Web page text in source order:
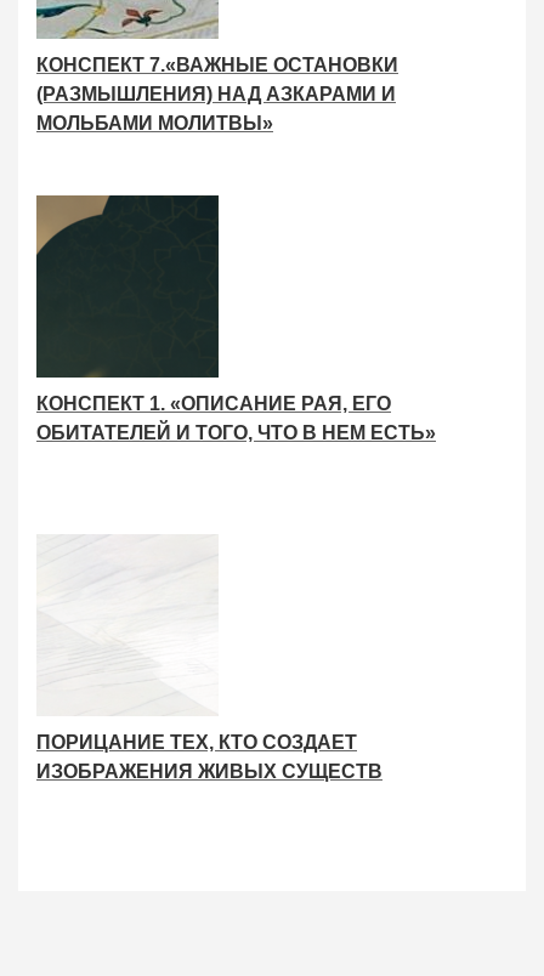
КОНСПЕКТ 7.«ВАЖНЫЕ ОСТАНОВКИ
(РАЗМЫШЛЕНИЯ) НАД АЗКАРАМИ И
МОЛЬБАМИ МОЛИТВЫ»
КОНСПЕКТ 1. «ОПИСАНИЕ РАЯ, ЕГО
ОБИТАТЕЛЕЙ И ТОГО, ЧТО В НЕМ ЕСТЬ»
ПОРИЦАНИЕ ТЕХ, КТО СОЗДАЕТ
ИЗОБРАЖЕНИЯ ЖИВЫХ СУЩЕСТВ